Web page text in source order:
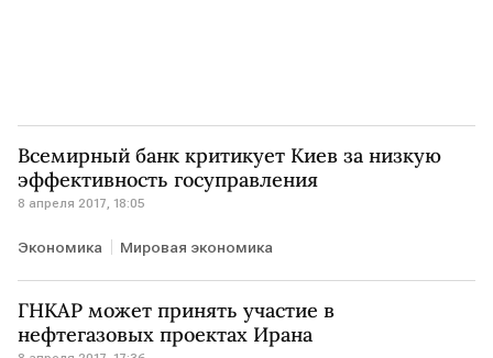
Всемирный банк критикует Киев за низкую
эффективность госуправления
8 апреля 2017, 18:05
Экономика Мировая экономика
ГНКАР может принять участие в
нефтегазовых проектах Ирана